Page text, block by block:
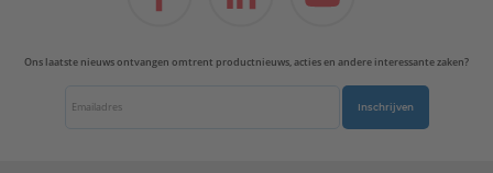
Ons laatste nieuws ontvangen omtrent productnieuws, acties en andere interessante zaken?
Inschrijven